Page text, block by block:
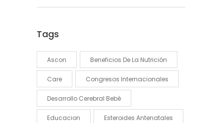
Tags
Ascon Beneficios De La Nutrición
Care Congresos Internacionales
Desarrollo Cerebral Bebé
Educacion Esteroides Antenatales